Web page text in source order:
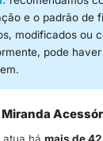
e o padrão de
modificados ou
pode
Miranda
atua há mais de